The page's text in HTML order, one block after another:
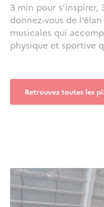
3 min pour s'inspirer,
donnez-vous de
musicales qui
physique et sportive
Retrouvez toutes les